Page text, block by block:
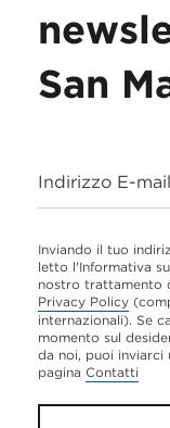
San
Indirizzo E-mail
Inviando il tuo
letto l'Informativa
nostro trattamento
Privacy Policy
internazionali). Se
momento sul
da noi, puoi inviarci
pagina Contatti